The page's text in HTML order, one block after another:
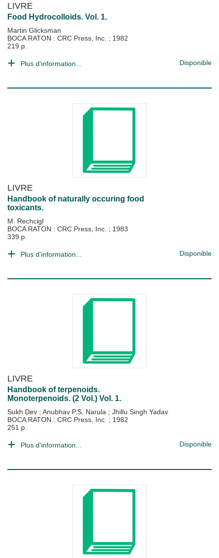
LIVRE
Food Hydrocolloids. Vol. 1.
Martin Glicksman
BOCA RATON : CRC Press, Inc. ; 1982
219 p.
Plus d'information... Disponible
LIVRE
Handbook of naturally occuring food
toxicants.
M. Rechcigl
BOCA RATON : CRC Press, Inc. ; 1983
339 p.
Plus d'information... Disponible
LIVRE
Handbook of terpenoids.
Monoterpenoids. (2 Vol.) Vol. 1.
Sukh Dev ; Anubhav P.S. Narula ; Jhillu Singh Yadav
BOCA RATON : CRC Press, Inc. ; 1982
251 p.
Plus d'information... Disponible